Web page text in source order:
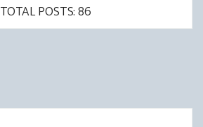
TOTAL POSTS: 86